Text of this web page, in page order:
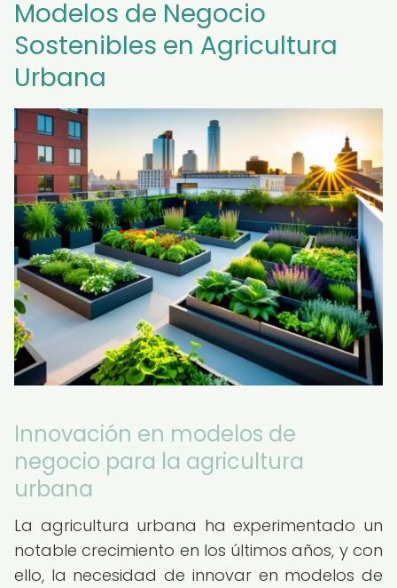
Modelos de Negocio
Sostenibles en Agricultura
Urbana
Innovación en modelos de
negocio para la agricultura
urbana
La agricultura urbana ha experimentado un
notable crecimiento en los últimos años, y con
ello, la necesidad de innovar en modelos de